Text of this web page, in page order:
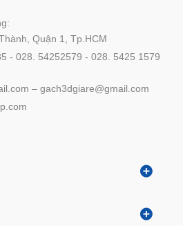
Quận 1, Tp.HCM
- 028. 54252579 - 028. 5425 1579
– gach3dgiare@gmail.com